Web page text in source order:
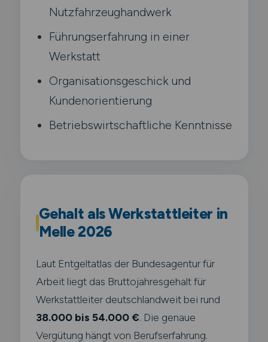
Nutzfahrzeughandwerk
Führungserfahrung in einer
Werkstatt
Organisationsgeschick und
Kundenorientierung
Betriebswirtschaftliche Kenntnisse
Gehalt als Werkstattleiter in
Melle 2026
Laut Entgeltatlas der Bundesagentur für
Arbeit liegt das Bruttojahresgehalt für
Werkstattleiter deutschlandweit bei rund
38.000 bis 54.000 €. Die genaue
Vergütung hängt von Berufserfahrung.